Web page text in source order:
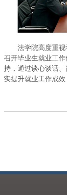
法学院高度重
召开毕业生就业工
持，通过谈心谈话
实提升就业工作成效